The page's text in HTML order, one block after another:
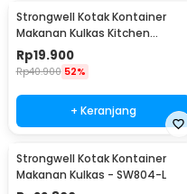
Strongwell Kotak Kontainer
Makanan Kulkas Kitchen
Storage Food Box - SW804-M
Rp19.900
Rp40.900 52%
+ Keranjang
Strongwell Kotak Kontainer
Makanan Kulkas - SW804-L